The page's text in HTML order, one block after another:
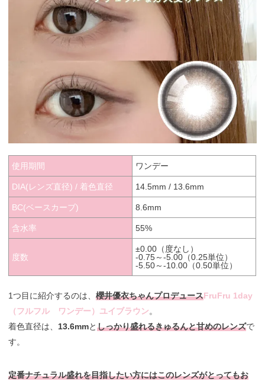
使用期間 ワンデー
DIA(レンズ直径) / 着色直径 14.5mm / 13.6mm
BC(ベースカーブ) 8.6mm
含水率 55%
度数
±0.00（度なし）
-0.75～-5.00（0.25単位）
-5.50～-10.00（0.50単位）
1つ目に紹介するのは、櫻井優衣ちゃんプロデュースFruFru 1day
（フルフル ワンデー）ユイブラウン。
着色直径は、13.6mmとしっかり盛れるきゅるんと甘めのレンズで
す。
定番ナチュラル盛れを目指したい方にはこのレンズがとってもお